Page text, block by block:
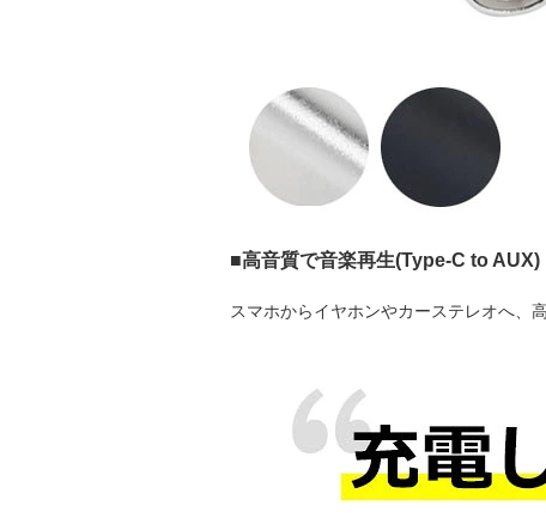
■高音質で音楽再生(Type-C to AUX)
スマホからイヤホンやカーステレオへ、